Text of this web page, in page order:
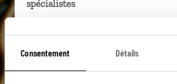
Consentement Détails
spécialistes